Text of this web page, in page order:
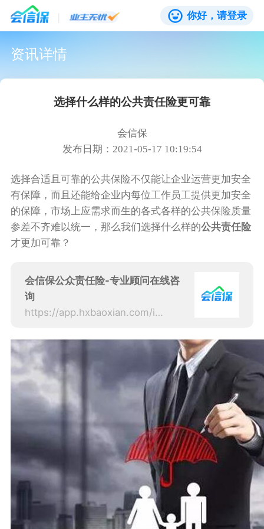
你好，请登录
资讯详情
选择什么样的公共责任险更可靠
会信保
发布日期：2021-05-17 10:19:54
选择合适且可靠的公共保险不仅能让企业运营更加安全
有保障，而且还能给企业内每位工作员工提供更加安全
的保障，市场上应需求而生的各式各样的公共保险质量
参差不齐难以统一，那么我们选择什么样的公共责任险
才更加可靠？
会信保公众责任险-专业顾问在线咨
询
https://app.hxbaoxian.com/insurance?p=1&l=20&t=1&c=0&sourceType=web